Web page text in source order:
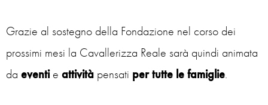
Grazie al sostegno della Fondazione nel corso dei
prossimi mesi la Cavallerizza Reale sarà quindi animata
da eventie attività pensati per tutte le famiglie.